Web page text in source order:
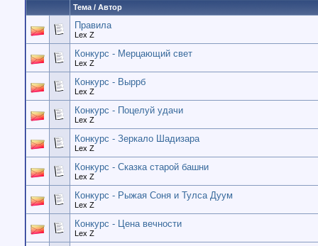
Тема / Автор
Правила
Lex Z
Конкурс - Мерцающий свет
Lex Z
Конкурс - Выррб
Lex Z
Конкурс - Поцелуй удачи
Lex Z
Конкурс - Зеркало Шадизара
Lex Z
Конкурс - Сказка старой башни
Lex Z
Конкурс - Рыжая Соня и Тулса Дуум
Lex Z
Конкурс - Цена вечности
Lex Z